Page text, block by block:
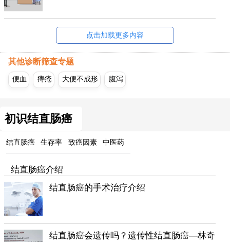
点击加载更多内容
其他诊断筛查专题
便血 痔疮 大便不成形 腹泻
初识结直肠癌
结直肠癌 生存率 致癌因素 中医药
结直肠癌介绍
结直肠癌的手术治疗介绍
结直肠癌会遗传吗？遗传性结直肠癌—林奇